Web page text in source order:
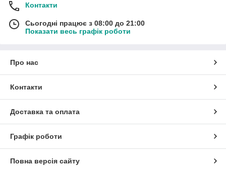
Контакти
Сьогодні працює з 08:00 до 21:00
Показати весь графік роботи
Про нас
Контакти
Доставка та оплата
Графік роботи
Повна версія сайту